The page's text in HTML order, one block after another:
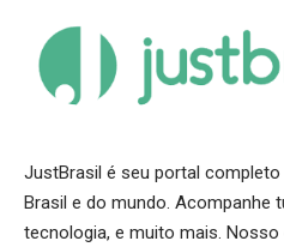
JustBrasil é seu portal
Brasil e do mundo. Acompanhe
tecnologia, e muito mais.